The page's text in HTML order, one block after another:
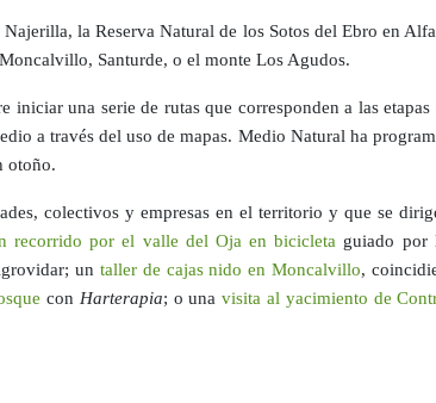
la Reserva Natural de los Sotos del Ebro en
Santurde, o el monte Los Agudos.
iniciar una serie de rutas que corresponden a las
a través del uso de mapas. Medio Natural ha
otoño.
colectivos y empresas en el territorio y que se
recorrido por el valle del Oja en bicicleta guiado por
untaller de cajas nido en Moncalvillo,
con Harterapia; o unavisita al yacimiento de